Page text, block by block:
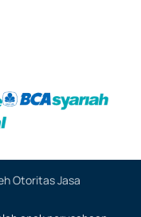
Otoritas Jasa